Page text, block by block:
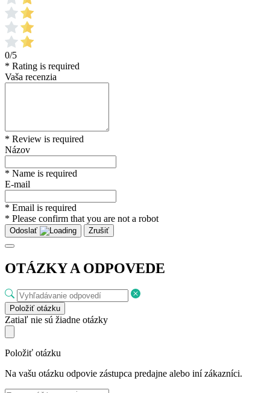
0/5
* Rating is required
Vaša recenzia
* Review is required
Názov
* Name is required
E-mail
* Email is required
* Please confirm that you are not a robot
Odoslať Zrušiť
OTÁZKY A ODPOVEDE
Položiť otázku
Zatiaľ nie sú žiadne otázky
Položiť otázku
Na vašu otázku odpovie zástupca predajne alebo iní zákazníci.